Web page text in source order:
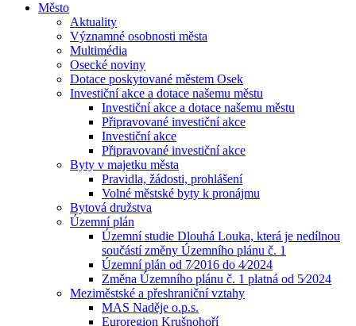
Město
Aktuality
Významné osobnosti města
Multimédia
Osecké noviny
Dotace poskytované městem Osek
Investiční akce a dotace našemu městu
Investiční akce a dotace našemu městu
Připravované investiční akce
Investiční akce
Připravované investiční akce
Byty v majetku města
Pravidla, žádosti, prohlášení
Volné městské byty k pronájmu
Bytová družstva
Územní plán
Územní studie Dlouhá Louka, která je nedílnou
součástí změny Územního plánu č. 1
Územní plán od 7⁄2016 do 4⁄2024
Změna Územního plánu č. 1 platná od 5⁄2024
Meziměstské a přeshraniční vztahy
MAS Naděje o.p.s.
Euroregion Krušnohoří